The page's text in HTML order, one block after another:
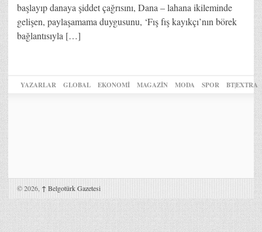
başlayıp danaya şiddet çağrısını, Dana – lahana ikileminde
gelişen, paylaşamama duygusunu, ‘Fış fış kayıkçı’nın börek
bağlantısıyla […]
YAZARLAR GLOBAL EKONOMİ MAGAZİN MODA SPOR BT|EXTRA
© 2026, ↑ Belgotürk Gazetesi